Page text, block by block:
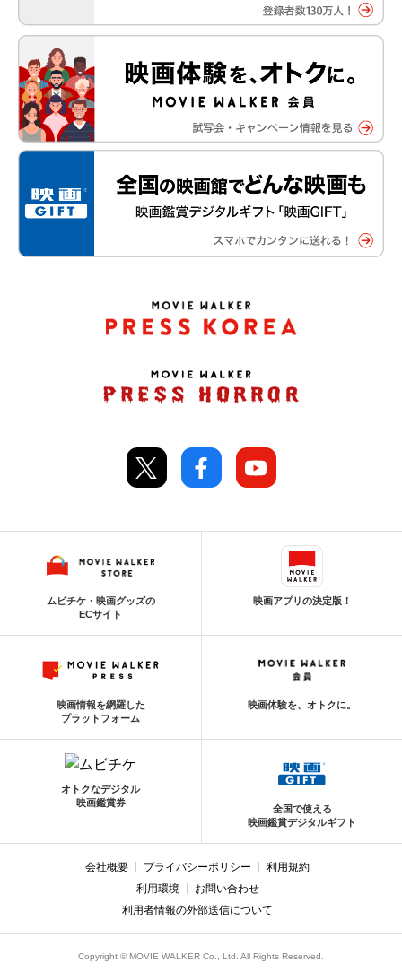
ムビチケ・映画グッズの
ECサイト
映画アプリの決定版！
映画情報を網羅した
プラットフォーム
映画体験を、オトクに。
オトクなデジタル
映画鑑賞券
全国で使える
映画鑑賞デジタルギフト
会社概要 プライバシーポリシー
利用規約
利用環境
お問い合わせ
利用者情報の外部送信について
Copyright © MOVIE WALKER Co., Ltd. All Rights Reserved.